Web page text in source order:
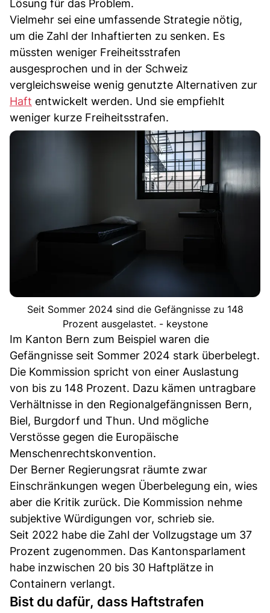
Lösung für das Problem.
Vielmehr sei eine umfassende Strategie nötig,
um die Zahl der Inhaftierten zu senken. Es
müssten weniger Freiheitsstrafen
ausgesprochen und in der Schweiz
vergleichsweise wenig genutzte Alternativen zur
Haft entwickelt werden. Und sie empfiehlt
weniger kurze Freiheitsstrafen.
Seit Sommer 2024 sind die Gefängnisse zu 148
Prozent ausgelastet. - keystone
Im Kanton Bern zum Beispiel waren die
Gefängnisse seit Sommer 2024 stark überbelegt.
Die Kommission spricht von einer Auslastung
von bis zu 148 Prozent. Dazu kämen untragbare
Verhältnisse in den Regionalgefängnissen Bern,
Biel, Burgdorf und Thun. Und mögliche
Verstösse gegen die Europäische
Menschenrechtskonvention.
Der Berner Regierungsrat räumte zwar
Einschränkungen wegen Überbelegung ein, wies
aber die Kritik zurück. Die Kommission nehme
subjektive Würdigungen vor, schrieb sie.
Seit 2022 habe die Zahl der Vollzugstage um 37
Prozent zugenommen. Das Kantonsparlament
habe inzwischen 20 bis 30 Haftplätze in
Containern verlangt.
Bist du dafür, dass Haftstrafen